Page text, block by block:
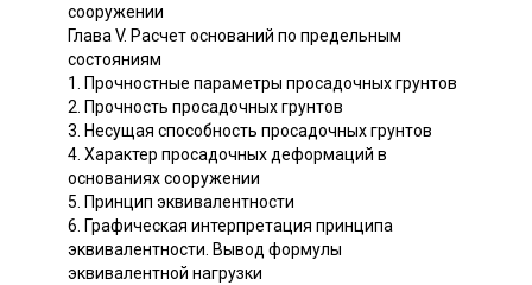
сооружении
Глава V. Расчет оснований по предельным
состояниям
1. Прочностные параметры просадочных грунтов
2. Прочность просадочных грунтов
3. Несущая способность просадочных грунтов
4. Характер просадочных деформаций в
основаниях сооружении
5. Принцип эквивалентности
6. Графическая интерпретация принципа
эквивалентности. Вывод формулы
эквивалентной нагрузки